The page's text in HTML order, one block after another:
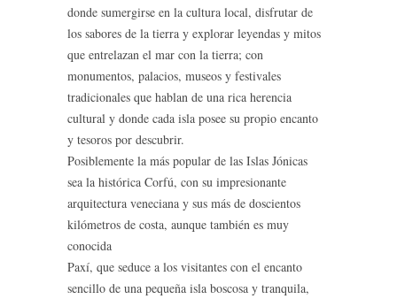
donde sumergirse en la cultura local, disfrutar de
los sabores de la tierra y explorar leyendas y mitos
que entrelazan el mar con la tierra; con
monumentos, palacios, museos y festivales
tradicionales que hablan de una rica herencia
cultural y donde cada isla posee su propio encanto
y tesoros por descubrir.
Posiblemente la más popular de las Islas Jónicas
sea la histórica Corfú, con su impresionante
arquitectura veneciana y sus más de doscientos
kilómetros de costa, aunque también es muy
conocida
Paxí, que seduce a los visitantes con el encanto
sencillo de una pequeña isla boscosa y tranquila,